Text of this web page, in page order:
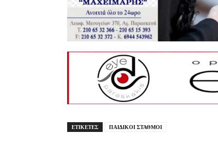
ΕΤΙΚΕΤΕΣ ΠΑΙΔΙΚΟΙ ΣΤΑΘΜΟΙ